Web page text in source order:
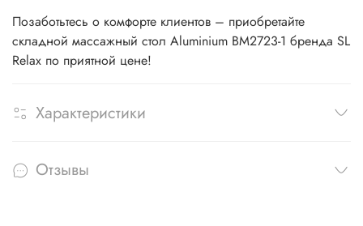
Позаботьтесь о комфорте клиентов – приобретайте
складной массажный стол Aluminium BM2723-1 бренда SL
Relax по приятной цене!
Характеристики
Отзывы